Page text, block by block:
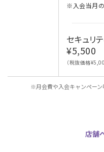
※入会当月の
セキュリ
¥5,500
（税抜価格
※月会費や入会キャンペーン
店舗